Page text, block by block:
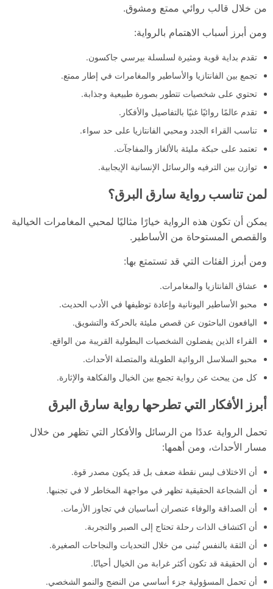
من خلال قالب روائي ممتع ومشوق.
ومن أبرز أسباب الاهتمام بالرواية:
تقدم بداية قوية ومثيرة لسلسلة بيرسي جاكسون.
تجمع بين الفانتازيا والأساطير والمغامرات في إطار ممتع.
تحتوي على شخصيات تتطور بصورة طبيعية وجذابة.
تقدم عالمًا روائيًا غنيًا بالتفاصيل والأفكار.
تناسب القراء الجدد ومحبي الفانتازيا على حد سواء.
تعتمد على حبكة مليئة بالألغاز والمفاجآت.
توازن بين الترفيه والرسائل الإنسانية الإيجابية.
لمن تناسب رواية سارق البرق؟
يمكن أن تكون هذه الرواية خيارًا مثاليًا لمحبي المغامرات الخيالية
والقصص المستوحاة من الأساطير.
ومن أبرز الفئات التي قد تستمتع بها:
عشاق الفانتازيا والمغامرات.
محبو الأساطير اليونانية وإعادة توظيفها في الأدب الحديث.
اليافعون الباحثون عن قصص مليئة بالحركة والتشويق.
القراء الذين يفضلون الشخصيات البطولية القريبة من الواقع.
محبو السلاسل الروائية الطويلة والمتصلة الأحداث.
كل من يبحث عن رواية تجمع بين الخيال والفكاهة والإثارة.
أبرز الأفكار التي تطرحها رواية سارق البرق
تحمل الرواية عددًا من الرسائل والأفكار التي تظهر من خلال
مسار الأحداث، ومن أهمها:
أن الاختلاف ليس نقطة ضعف بل قد يكون مصدر قوة.
أن الشجاعة الحقيقية تظهر في مواجهة المخاطر لا في تجنبها.
أن الصداقة والوفاء عنصران أساسيان في تجاوز الأزمات.
أن اكتشاف الذات رحلة تحتاج إلى الصبر والتجربة.
أن الثقة بالنفس تُبنى من خلال التحديات والنجاحات الصغيرة.
أن الحقيقة قد تكون أكثر غرابة من الخيال أحيانًا.
أن تحمل المسؤولية جزء أساسي من النضج والنمو الشخصي.